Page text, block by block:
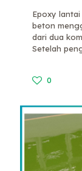
Epoxy
beton
dari dua
Setelah
0